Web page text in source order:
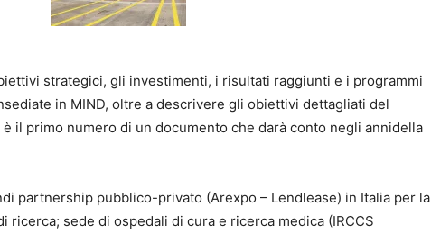
strategici, gli investimenti, i risultati raggiunti e i programmi
in MIND, oltre a descrivere gli obiettivi dettagliati del
il primo numero di un documento che darà conto negli annidella
partnership pubblico-privato (Arexpo – Lendlease) in Italia per la
ricerca; sede di ospedali di cura e ricerca medica (IRCCS